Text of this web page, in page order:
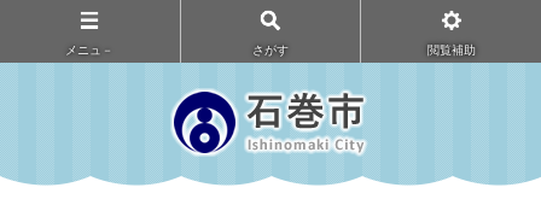
メニュ－ さがす 閲覧補助